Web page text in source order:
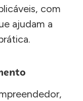
com
ajudam a